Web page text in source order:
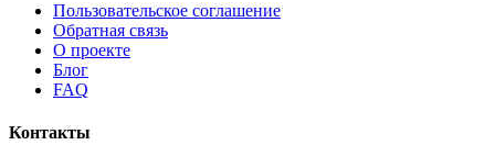
Пользовательское соглашение
Обратная связь
О проекте
Блог
FAQ
Контакты